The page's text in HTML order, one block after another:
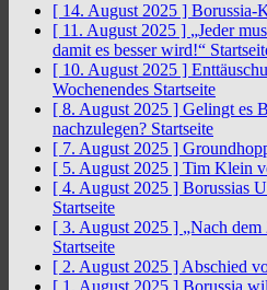
[ 14. August 2025 ] Borussia-
[ 11. August 2025 ] „Jeder
damit es besser wird!“
[ 10. August 2025 ]
Wochenendes Startseite
[ 8. August 2025 ] Gelingt es
nachzulegen? Startseite
[ 7. August 2025 ]
[ 5. August 2025 ] Tim Klein
[ 4. August 2025 ] Borussias
Startseite
[ 3. August 2025 ] „Nach
Startseite
[ 2. August 2025 ] Abschied
[ 1. August 2025 ] Borussia